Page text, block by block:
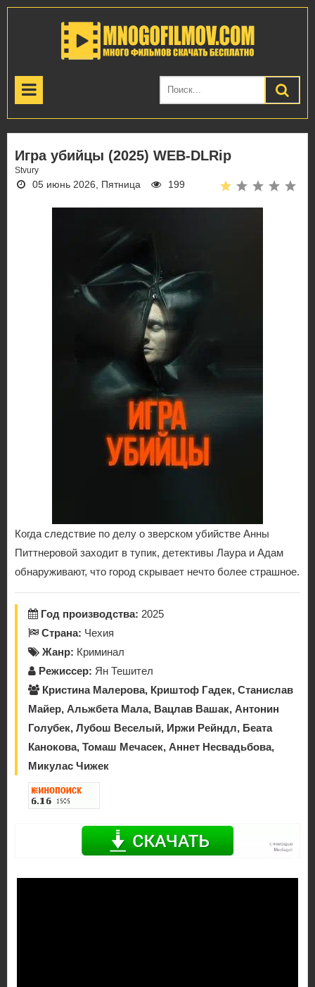
Игра убийцы (2025) WEB-DLRip
Stvury
05 июнь 2026, Пятница 199
Когда следствие по делу о зверском убийстве Анны
Питтнеровой заходит в тупик, детективы Лаура и Адам
обнаруживают, что город скрывает нечто более страшное.
Год производства: 2025
Страна: Чехия
Жанр: Криминал
Режиссер: Ян Тешител
Кристина Малерова, Криштоф Гадек, Станислав
Майер, Альжбета Мала, Вацлав Вашак, Антонин
Голубек, Лубош Веселый, Иржи Рейндл, Беата
Канокова, Томаш Мечасек, Аннет Несвадьбова,
Микулас Чижек